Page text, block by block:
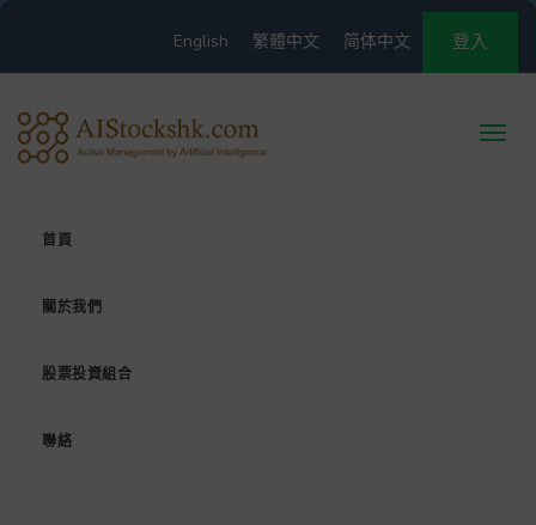
登入
简体中文
繁體中文
English
首頁
關於我們
股票投資組合
聯絡